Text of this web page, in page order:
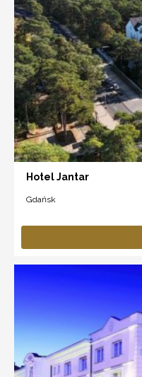
Hotel Jantar
Gdańsk